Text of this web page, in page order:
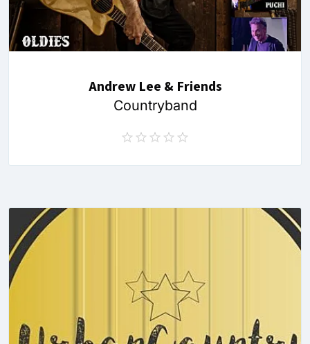
Andrew Lee & Friends
Countryband